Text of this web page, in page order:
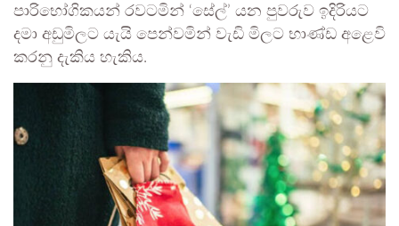
පාරිභෝගිකයන් රවටමින් ‘සේල්’ යන පුවරුව ඉදිරියට
දමා අඩුමිලට යැයි පෙන්වමින් වැඩි මිලට භාණ්ඩ අළෙවි
කරනු දැකිය හැකිය.